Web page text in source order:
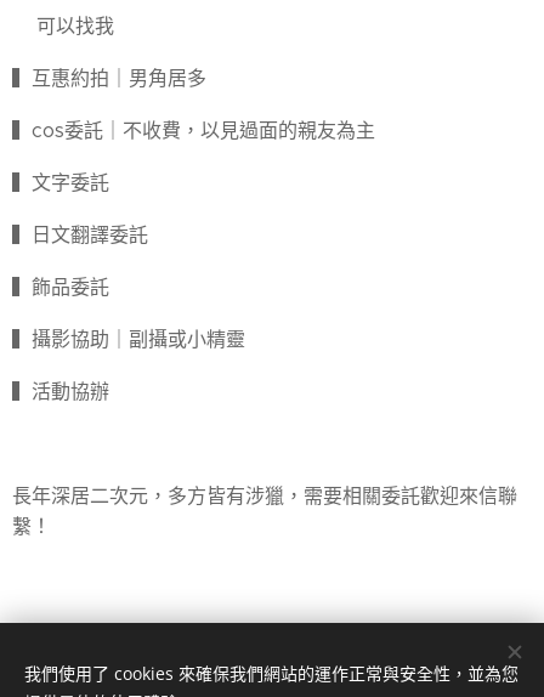
📌可以找我
▍互惠約拍｜男角居多
▍cos委託｜不收費，以見過面的親友為主
▍文字委託
▍日文翻譯委託
▍飾品委託
▍攝影協助｜副攝或小精靈
▍活動協辦
長年深居二次元，多方皆有涉獵，需要相關委託歡迎來信聯
繫！
我們使用了 cookies 來確保我們網站的運作正常與安全性，並為您